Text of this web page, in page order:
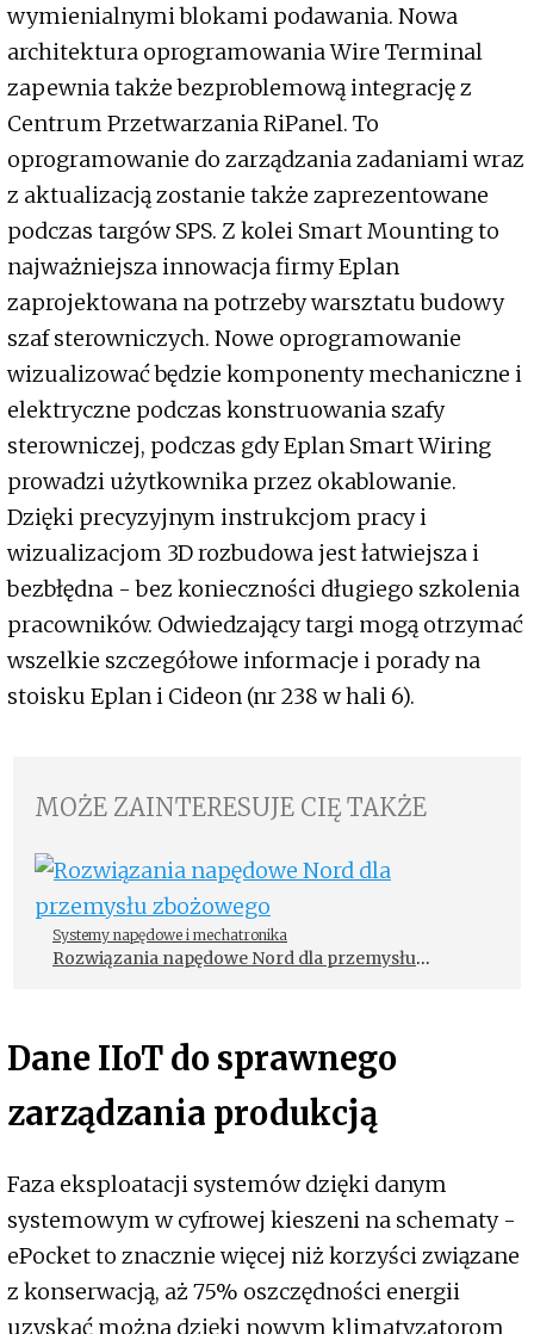
wymienialnymi blokami podawania. Nowa
architektura oprogramowania Wire Terminal
zapewnia także bezproblemową integrację z
Centrum Przetwarzania RiPanel. To
oprogramowanie do zarządzania zadaniami wraz
z aktualizacją zostanie także zaprezentowane
podczas targów SPS. Z kolei Smart Mounting to
najważniejsza innowacja firmy Eplan
zaprojektowana na potrzeby warsztatu budowy
szaf sterowniczych. Nowe oprogramowanie
wizualizować będzie komponenty mechaniczne i
elektryczne podczas konstruowania szafy
sterowniczej, podczas gdy Eplan Smart Wiring
prowadzi użytkownika przez okablowanie.
Dzięki precyzyjnym instrukcjom pracy i
wizualizacjom 3D rozbudowa jest łatwiejsza i
bezbłędna - bez konieczności długiego szkolenia
pracowników. Odwiedzający targi mogą otrzymać
wszelkie szczegółowe informacje i porady na
stoisku Eplan i Cideon (nr 238 w hali 6).
MOŻE ZAINTERESUJE CIĘ TAKŻE
Systemy napędowe i mechatronika
Rozwiązania napędowe Nord dla przemysłu
Dane IIoT do sprawnego
zarządzania produkcją
Faza eksploatacji systemów dzięki danym
systemowym w cyfrowej kieszeni na schematy -
ePocket to znacznie więcej niż korzyści związane
z konserwacją, aż 75% oszczędności energii
uzyskać można dzięki nowym klimatyzatorom